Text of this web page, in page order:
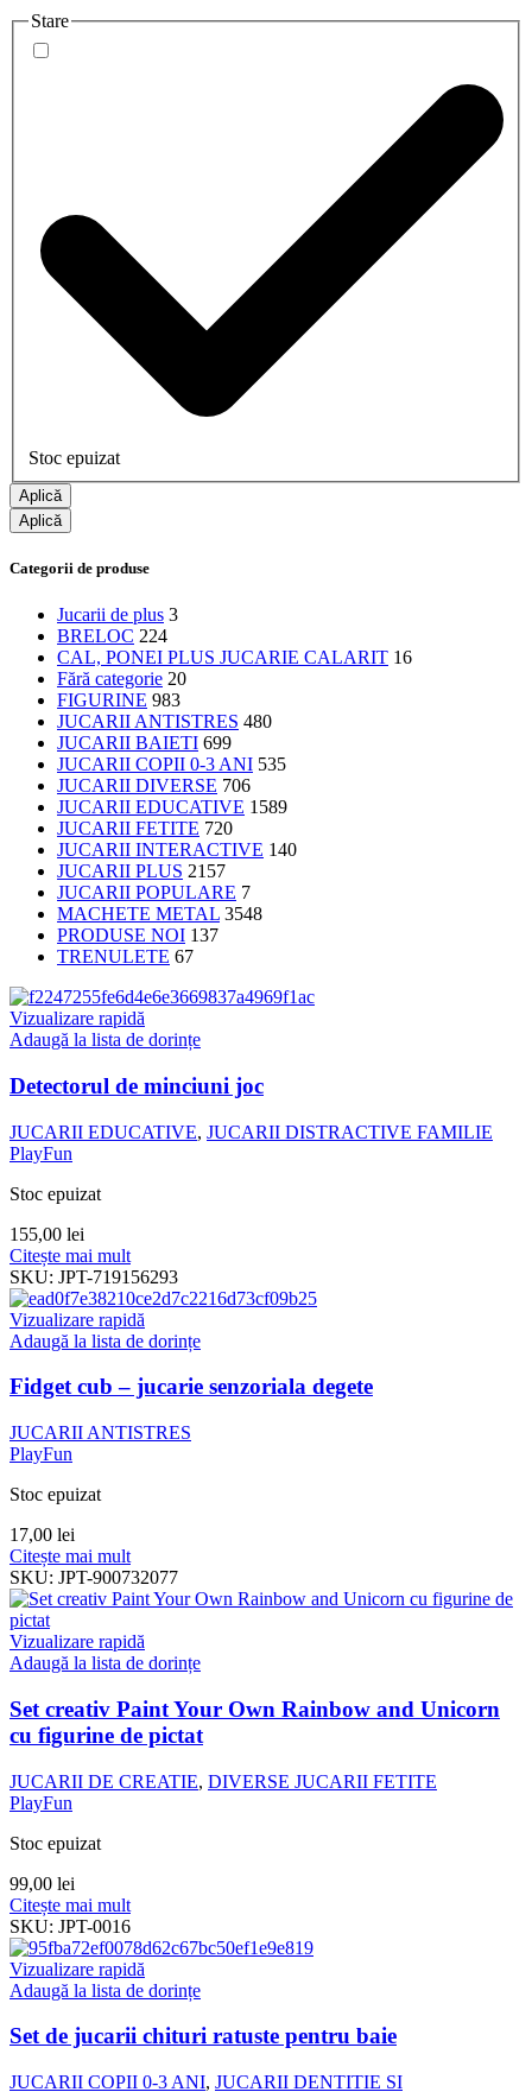
Stare
Stoc epuizat
Aplică
Aplică
Categorii de produse
Jucarii de plus 3
BRELOC 224
CAL, PONEI PLUS JUCARIE CALARIT 16
Fără categorie 20
FIGURINE 983
JUCARII ANTISTRES 480
JUCARII BAIETI 699
JUCARII COPII 0-3 ANI 535
JUCARII DIVERSE 706
JUCARII EDUCATIVE 1589
JUCARII FETITE 720
JUCARII INTERACTIVE 140
JUCARII PLUS 2157
JUCARII POPULARE 7
MACHETE METAL 3548
PRODUSE NOI 137
TRENULETE 67
Vizualizare rapidă
Adaugă la lista de dorințe
Detectorul de minciuni joc
JUCARII EDUCATIVE, JUCARII DISTRACTIVE FAMILIE
PlayFun
Stoc epuizat
155,00 lei
Citește mai mult
SKU: JPT-719156293
Vizualizare rapidă
Adaugă la lista de dorințe
Fidget cub – jucarie senzoriala degete
JUCARII ANTISTRES
PlayFun
Stoc epuizat
17,00 lei
Citește mai mult
SKU: JPT-900732077
Vizualizare rapidă
Adaugă la lista de dorințe
Set creativ Paint Your Own Rainbow and Unicorn
cu figurine de pictat
JUCARII DE CREATIE, DIVERSE JUCARII FETITE
PlayFun
Stoc epuizat
99,00 lei
Citește mai mult
SKU: JPT-0016
Vizualizare rapidă
Adaugă la lista de dorințe
Set de jucarii chituri ratuste pentru baie
JUCARII COPII 0-3 ANI, JUCARII DENTITIE SI